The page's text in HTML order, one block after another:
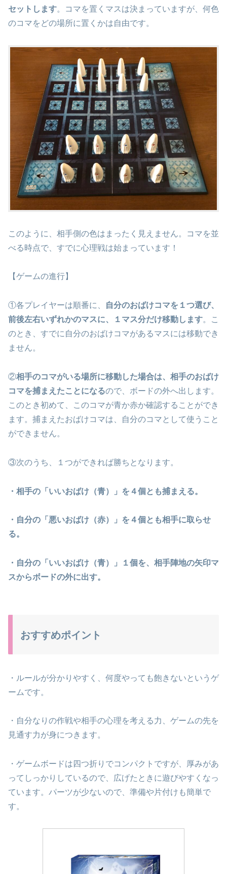
セットします。コマを置くマスは決まっていますが、何色
のコマをどの場所に置くかは自由です。
このように、相手側の色はまったく見えません。コマを並
べる時点で、すでに心理戦は始まっています！
【ゲームの進行】
①各プレイヤーは順番に、
自分のおばけコマを１つ選び、
前後左右いずれかのマスに、１マス分だけ移動します。こ
のとき、すでに自分のおばけコマがあるマスには移動でき
ません。
②相手のコマがいる場所に移動した場合は、相手のおばけ
コマを捕まえたことになるので、ボードの外へ出します。
このとき初めて、このコマが青か赤か確認することができ
ます。捕まえたおばけコマは、自分のコマとして使うこと
ができません。
③次のうち、１つができれば勝ちとなります。
・相手の「いいおばけ（青）」を４個とも捕まえる。
・自分の「悪いおばけ（赤）」を４個とも相手に取らせ
る。
・自分の「いいおばけ（青）」１個を、相手陣地の矢印マ
スからボードの外に出す。
おすすめポイント
・ルールが分かりやすく、何度やっても飽きないというゲ
ームです。
・自分なりの作戦や相手の心理を考える力、ゲームの先を
見通す力が身につきます。
・ゲームボードは四つ折りでコンパクトですが、厚みがあ
ってしっかりしているので、広げたときに遊びやすくなっ
ています。パーツが少ないので、準備や片付けも簡単で
す。